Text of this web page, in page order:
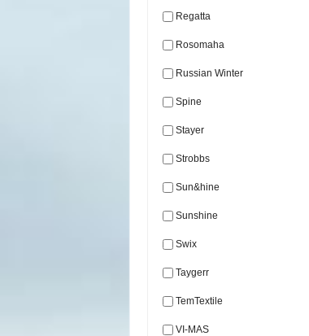
Regatta
Rosomaha
Russian Winter
Spine
Stayer
Strobbs
Sun&hine
Sunshine
Swix
Taygerr
TemTextile
VI-MAS